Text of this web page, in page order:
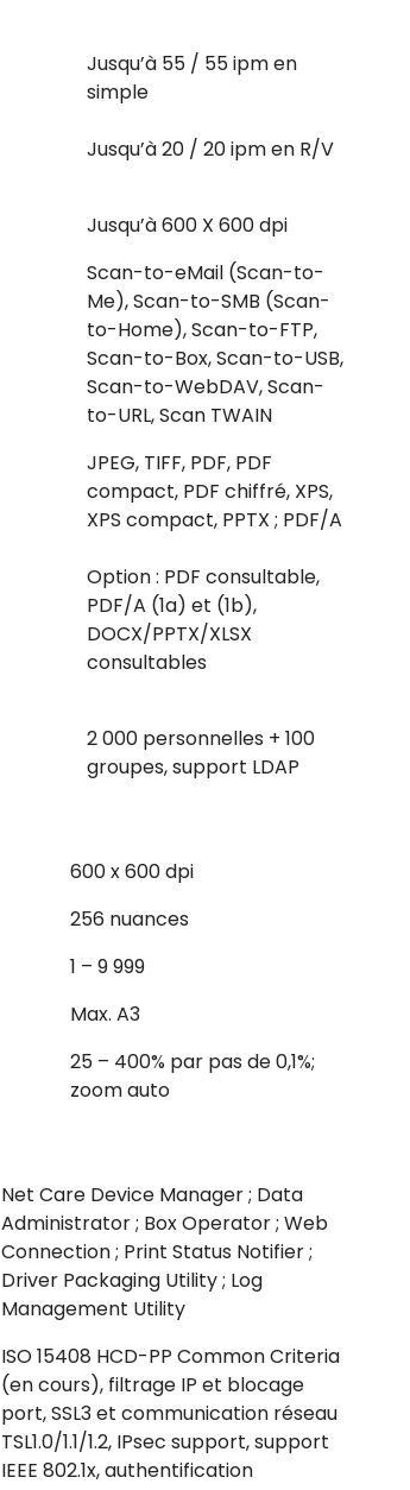
Jusqu’à 55 / 55 ipm en
simple
Jusqu’à 20 / 20 ipm en R/V
Jusqu’à 600 X 600 dpi
Scan-to-eMail (Scan-to-
Me), Scan-to-SMB (Scan-
to-Home), Scan-to-FTP,
Scan-to-Box, Scan-to-USB,
Scan-to-WebDAV, Scan-
to-URL, Scan TWAIN
JPEG, TIFF, PDF, PDF
compact, PDF chiffré, XPS,
XPS compact, PPTX ; PDF/A
Option : PDF consultable,
PDF/A (1a) et (1b),
DOCX/PPTX/XLSX
consultables
2 000 personnelles + 100
groupes, support LDAP
600 x 600 dpi
256 nuances
1 – 9 999
Max. A3
25 – 400% par pas de 0,1%;
zoom auto
Net Care Device Manager ; Data
Administrator ; Box Operator ; Web
Connection ; Print Status Notifier ;
Driver Packaging Utility ; Log
Management Utility
ISO 15408 HCD-PP Common Criteria
(en cours), filtrage IP et blocage
port, SSL3 et communication réseau
TSL1.0/1.1/1.2, IPsec support, support
IEEE 802.1x, authentification